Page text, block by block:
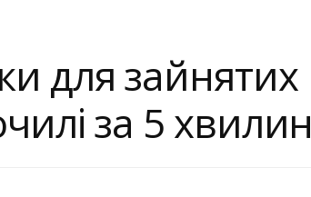
для зайнятих
за 5 хвилин